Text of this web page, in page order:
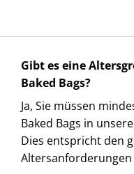
Gibt es eine
Baked Bags?
Ja, Sie müssen
Baked Bags in
Dies entspricht den